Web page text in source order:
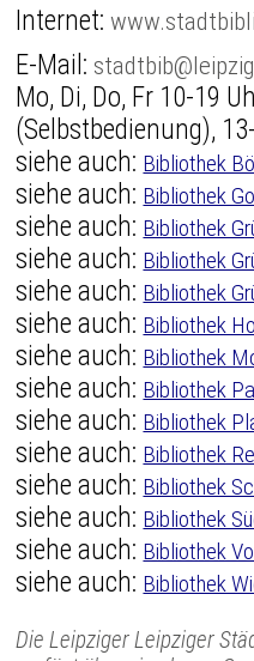
Internet:
E-Mail:
Mo, Di, Do, Fr 10-19
(Selbstbedienung),
siehe auch: Bibliothek
siehe auch: Bibliothek
siehe auch: Bibliothek
siehe auch: Bibliothek
siehe auch: Bibliothek
siehe auch: Bibliothek
siehe auch: Bibliothek
siehe auch: Bibliothek
siehe auch: Bibliothek
siehe auch: Bibliothek
siehe auch: Bibliothek
siehe auch: Bibliothek
siehe auch: Bibliothek
siehe auch: Bibliothek
Die Leipziger Leipziger